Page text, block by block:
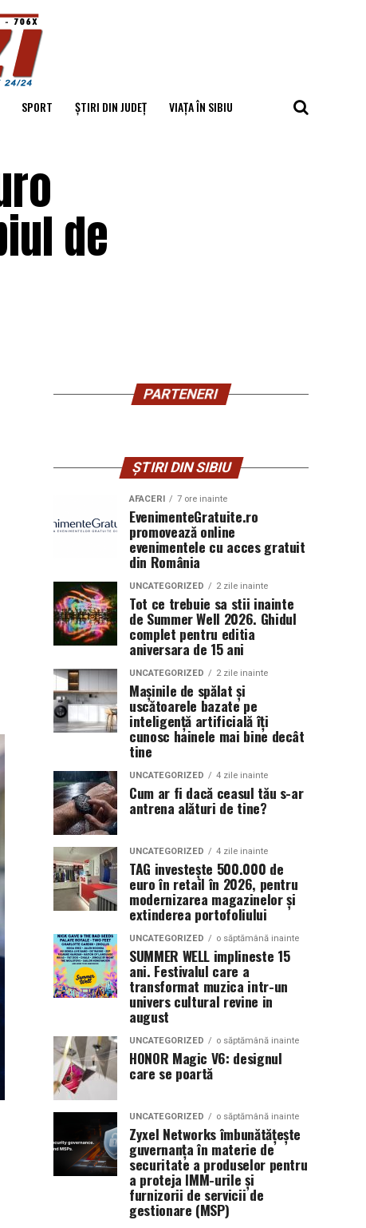
SPORT ȘTIRI DIN JUDEȚ VIAȚA ÎN SIBIU
de
PARTENERI
ȘTIRI DIN SIBIU
AFACERI 7 ore inainte
EvenimenteGratuite.ro
promovează online
evenimentele cu acces gratuit
din România
UNCATEGORIZED 2 zile inainte
Tot ce trebuie sa stii inainte
de Summer Well 2026. Ghidul
complet pentru editia
aniversara de 15 ani
UNCATEGORIZED 2 zile inainte
Mașinile de spălat și
uscătoarele bazate pe
inteligență artificială îți
cunosc hainele mai bine decât
tine
UNCATEGORIZED 4 zile inainte
Cum ar fi dacă ceasul tău s-ar
antrena alături de tine?
UNCATEGORIZED 4 zile inainte
TAG investește 500.000 de
euro în retail în 2026, pentru
modernizarea magazinelor și
extinderea portofoliului
UNCATEGORIZED o săptămână inainte
SUMMER WELL implineste 15
ani. Festivalul care a
transformat muzica intr-un
univers cultural revine in
august
UNCATEGORIZED o săptămână inainte
HONOR Magic V6: designul
care se poartă
UNCATEGORIZED o săptămână inainte
Zyxel Networks îmbunătățește
guvernanța în materie de
securitate a produselor pentru
a proteja IMM-urile și
furnizorii de servicii de
gestionare (MSP)